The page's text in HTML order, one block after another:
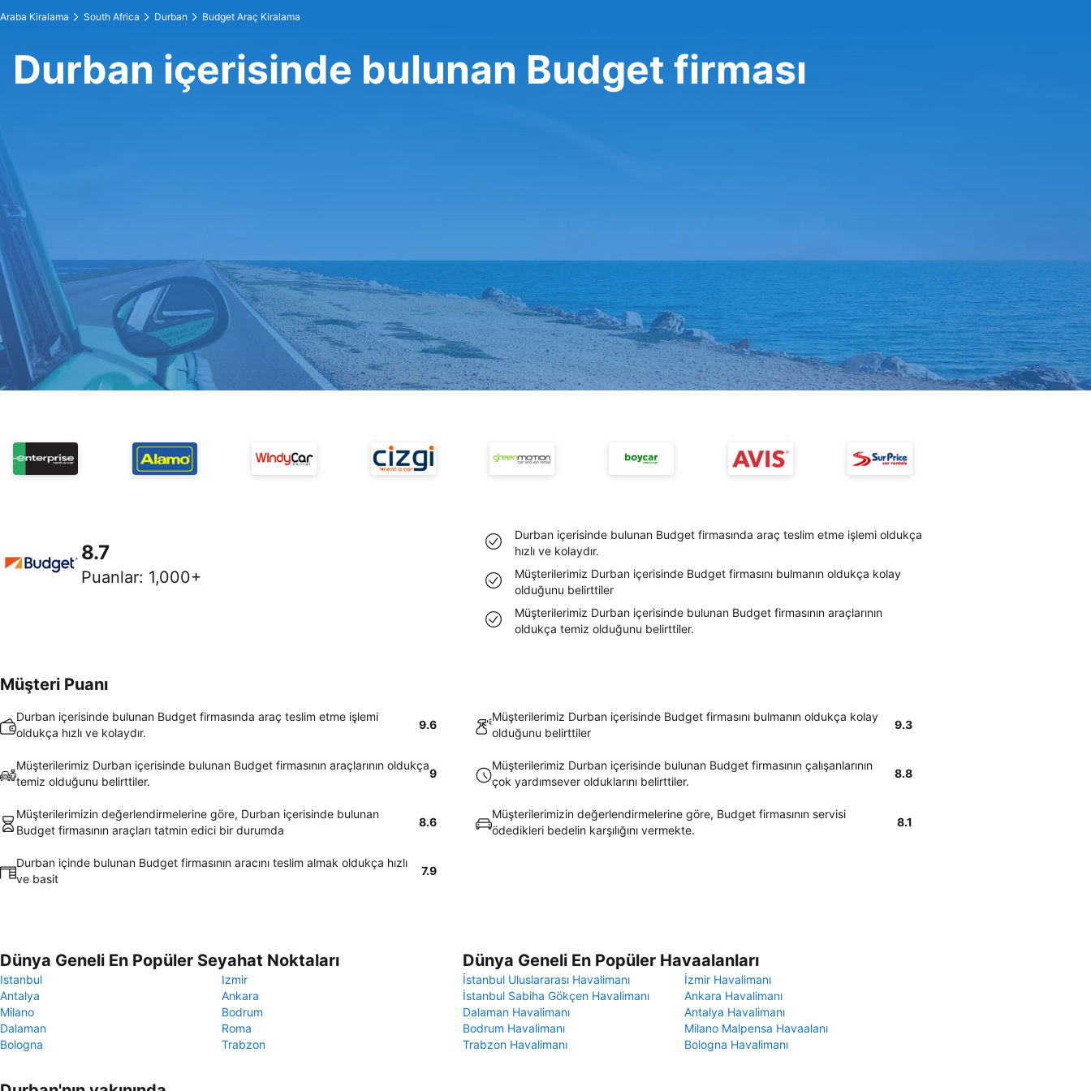
Araba Kiralama South Africa Durban Budget Araç Kiralama
Durban içerisinde bulunan Budget firması
8.7
Puanlar: 1,000+
Durban içerisinde bulunan Budget firmasında araç teslim etme işlemi oldukça
hızlı ve kolaydır.
Müşterilerimiz Durban içerisinde Budget firmasını bulmanın oldukça kolay
olduğunu belirttiler
Müşterilerimiz Durban içerisinde bulunan Budget firmasının araçlarının
oldukça temiz olduğunu belirttiler.
Müşteri Puanı
Durban içerisinde bulunan Budget firmasında araç teslim etme işlemi
oldukça hızlı ve kolaydır.
9.6
Müşterilerimiz Durban içerisinde Budget firmasını bulmanın oldukça kolay
olduğunu belirttiler
9.3
Müşterilerimiz Durban içerisinde bulunan Budget firmasının araçlarının oldukça
temiz olduğunu belirttiler.
9
Müşterilerimiz Durban içerisinde bulunan Budget firmasının çalışanlarının
çok yardımsever olduklarını belirttiler.
8.8
Müşterilerimizin değerlendirmelerine göre, Durban içerisinde bulunan
Budget firmasının araçları tatmin edici bir durumda
8.6
Müşterilerimizin değerlendirmelerine göre, Budget firmasının servisi
ödedikleri bedelin karşılığını vermekte.
8.1
Durban içinde bulunan Budget firmasının aracını teslim almak oldukça hızlı
ve basit
7.9
Dünya Geneli En Popüler Seyahat Noktaları
Istanbul
Izmir
Antalya
Ankara
Milano
Bodrum
Dalaman
Roma
Bologna
Trabzon
Dünya Geneli En Popüler Havaalanları
İstanbul Uluslararası Havalimanı
İzmir Havalimanı
İstanbul Sabiha Gökçen Havalimanı
Ankara Havalimanı
Dalaman Havalimanı
Antalya Havalimanı
Bodrum Havalimanı
Milano Malpensa Havaalanı
Trabzon Havalimanı
Bologna Havalimanı